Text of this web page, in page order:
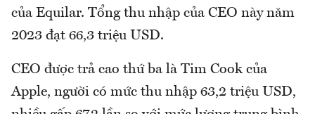
của Equilar. Tổng thu nhập của CEO này năm
2023 đạt 66,3 triệu USD.
CEO được trả cao thứ ba là Tim Cook của
Apple, người có mức thu nhập 63,2 triệu USD,